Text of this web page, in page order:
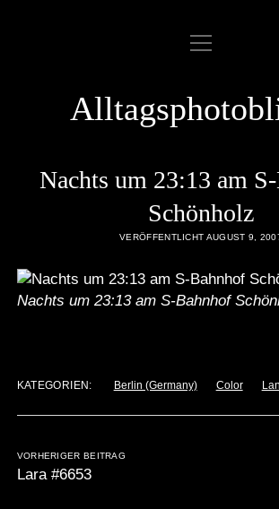
ABOUT
DATENSCHUTZERKLÄRUNG
IMPRESSUM
LINKLIST
SAMPLE PAGE
Menü
öffnen
Nachts um 23:13 am
Schönholz
VERÖFFENTLICHT AUGUST 9,
Nachts um 23:13 am S-Bahnhof
KATEGORIEN: Berlin (Germany) Color
VORHERIGER BEITRAG
Lara #6653